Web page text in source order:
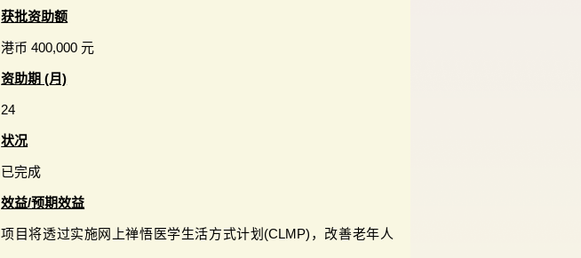
获批资助额
港币 400,000 元
资助期 (月)
24
状况
已完成
效益/预期效益
项目将透过实施网上禅悟医学生活方式计划(CLMP)，改善老年人